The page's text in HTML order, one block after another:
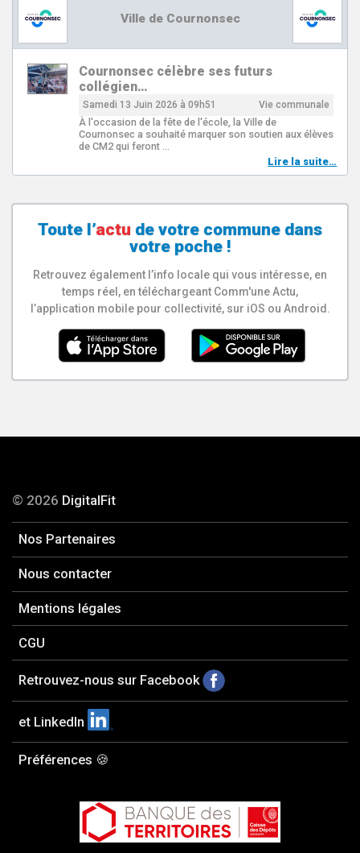
Ville de Cournonsec
Cournonsec célèbre ses futurs
collégien…
Samedi 13 Juin 2026 à 09h51 Vie communale
À l'occasion de la fête de l'école, la Ville de
Cournonsec a souhaité marquer son soutien aux élèves
de CM2 qui feront …
Lire la suite…
Toute l’actu de votre commune dans
votre poche !
Retrouvez également l’info locale qui vous intéresse, en
temps réel, en téléchargeant Comm'une Actu,
l’application mobile pour collectivité, sur iOS ou Android.
© 2026 DigitalFit
Nos Partenaires
Nous contacter
Mentions légales
CGU
Retrouvez-nous sur Facebook
et LinkedIn
Préférences 🍪